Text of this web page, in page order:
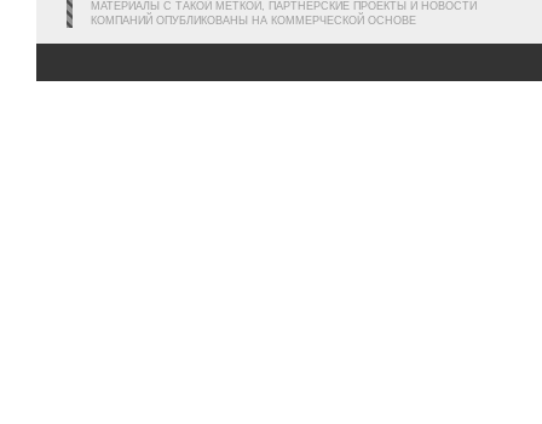
МАТЕРИАЛЫ С ТАКОЙ МЕТКОЙ, ПАРТНЕРСКИЕ ПРОЕКТЫ И НОВОСТИ
КОМПАНИЙ ОПУБЛИКОВАНЫ НА КОММЕРЧЕСКОЙ ОСНОВЕ